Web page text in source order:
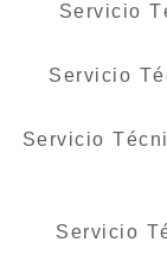
Servicio
Servicio
Servicio
Servicio